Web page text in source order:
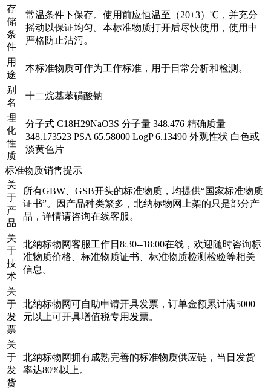
存
储
条
件
常温条件下保存。使用前应恒温至（20±3）℃，并充分
摇动以保证均匀。本标准物质打开后尽快使用，使用中
严格防止沾污。
用
途
本标准物质可作为工作标准，用于日常分析和检测。
别
名
十二烷基苯磺酸钠
理
化
性
质
分子式 C18H29NaO3S 分子量 348.476 精确质量
348.173523 PSA 65.58000 LogP 6.13490 外观性状 白色或
淡黄色片
标准物质销售提示
关
于
产
品
所有GBW、GSB开头的标准物质，均提供“国家标准物质
证书”。因产品种类繁多，北纳标物网上架的只是部分产
品，详情请咨询在线客服。
关
于
技
术
北纳标物网客服工作日8:30--18:00在线，欢迎随时咨询标
准物质价格、标准物质证书、标准物质检测检验等相关
信息。
关
于
发
票
北纳标物网可自助申请开具发票，订单金额累计满5000
元以上可开具增值税专用发票。
关
于
发
货
北纳标物网拥有成熟完善的标准物质供应链，当日发货
率达80%以上。